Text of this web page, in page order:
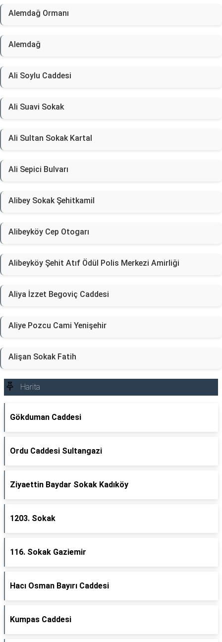
Alemdağ Ormanı
Alemdağ
Ali Soylu Caddesi
Ali Suavi Sokak
Ali Sultan Sokak Kartal
Ali Sepici Bulvarı
Alibey Sokak Şehitkamil
Alibeyköy Cep Otogarı
Alibeyköy Şehit Atıf Ödül Polis Merkezi Amirliği
Aliya İzzet Begoviç Caddesi
Aliye Pozcu Cami Yenişehir
Alişan Sokak Fatih
Harita
Gökduman Caddesi
Ordu Caddesi Sultangazi
Ziyaettin Baydar Sokak Kadıköy
1203. Sokak
116. Sokak Gaziemir
Hacı Osman Bayırı Caddesi
Kumpas Caddesi